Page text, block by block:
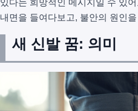
내면을 들여다보고, 불안의 원인
새 신발 꿈: 의미